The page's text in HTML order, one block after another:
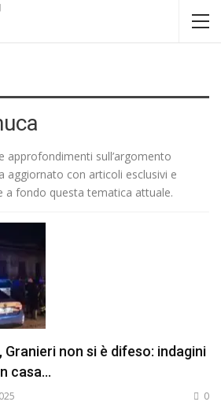
approfondimenti sull’argomento
aggiornato con articoli esclusivi e
a fondo questa tematica attuale.
non si è difeso: indagini
casa…
0